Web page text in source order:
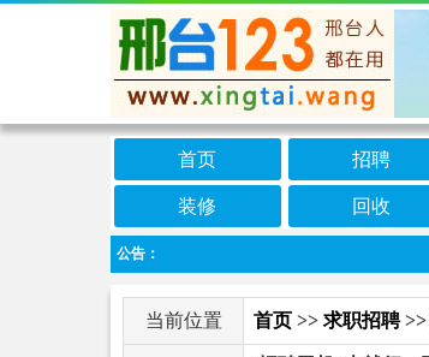
首页 招聘
装修 回收
公告：
当前位置 首页 >> 求职招聘>>